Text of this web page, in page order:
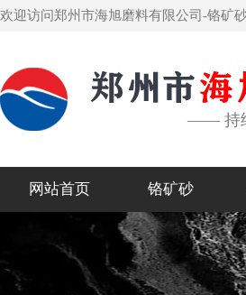
欢迎访问郑州市海旭磨料有限公司-铬矿
—— 持
网站首页 铬矿砂